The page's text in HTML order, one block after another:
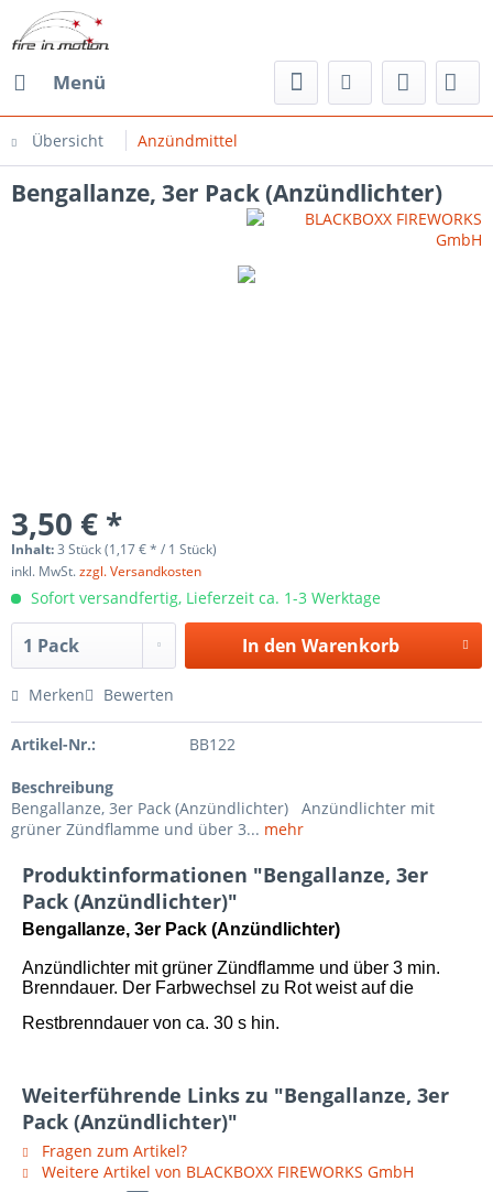
Menü
Übersicht Anzündmittel
Bengallanze, 3er Pack (Anzündlichter)
3,50 € *
Inhalt:3 Stück (1,17 € * / 1 Stück)
inkl. MwSt.zzgl. Versandkosten
Sofort versandfertig, Lieferzeit ca. 1-3 Werktage
In den Warenkorb
Merken Bewerten
Artikel-Nr.: BB122
Beschreibung
Bengallanze, 3er Pack (Anzündlichter) Anzündlichter mit
grüner Zündflamme und über 3... mehr
Produktinformationen "Bengallanze, 3er
Pack (Anzündlichter)"
Bengallanze, 3er Pack (Anzündlichter)
Anzündlichter mit grüner Zündflamme und über 3 min.
Brenndauer. Der Farbwechsel zu Rot weist auf die
Restbrenndauer von ca. 30 s hin.
Weiterführende Links zu "Bengallanze, 3er
Pack (Anzündlichter)"
Fragen zum Artikel?
Weitere Artikel von BLACKBOXX FIREWORKS GmbH